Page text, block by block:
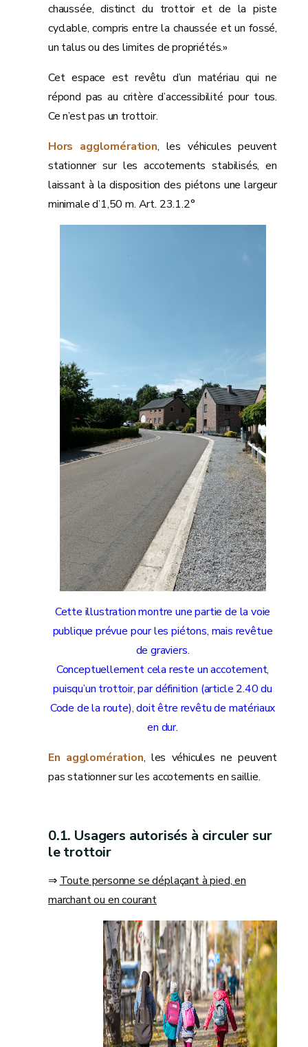
chaussée, distinct du trottoir et de la piste
cyclable, compris entre la chaussée et un fossé,
un talus ou des limites de propriétés.»
Cet espace est revêtu d’un matériau qui ne
répond pas au critère d’accessibilité pour tous.
Ce n’est pas un trottoir.
Hors agglomération, les véhicules peuvent
stationner sur les accotements stabilisés, en
laissant à la disposition des piétons une largeur
minimale d’1,50 m. Art. 23.1.2°
Cette illustration montre une partie de la voie
publique prévue pour les piétons, mais revêtue
de graviers.
Conceptuellement cela reste un accotement,
puisqu’un trottoir, par définition (article 2.40 du
Code de la route), doit être revêtu de matériaux
en dur.
En agglomération, les véhicules ne peuvent
pas stationner sur les accotements en saillie.
Usagers autorisés à circuler sur
le trottoir
⇒ Toute personne se déplaçant à pied, en
marchant ou en courant